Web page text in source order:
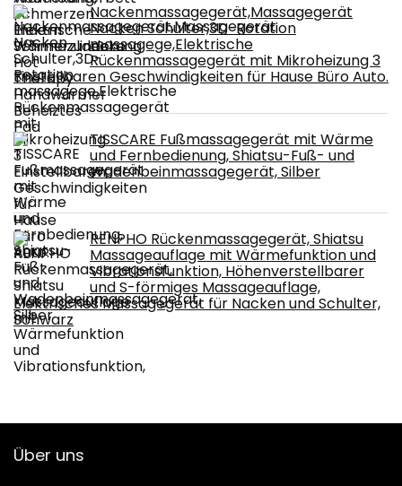
Nackenmassagegerät,Massagegerät
Nacken Schulter,3D-Rotation
massagege,Elektrische
Rückenmassagegerät mit Mikroheizung 3
Einstellbaren Geschwindigkeiten für Hause Büro Auto.
TISSCARE Fußmassagegerät mit Wärme
und Fernbedienung, Shiatsu-Fuß- und
Wadenbeinmassagegerät, Silber
RENPHO Rückenmassagegerät, Shiatsu
Massageauflage mit Wärmefunktion und
Vibrationsfunktion, Höhenverstellbarer
und S-förmiges Massageauflage,
Elektrisches Massagegerät für Nacken und Schulter,
Schwarz
Über uns